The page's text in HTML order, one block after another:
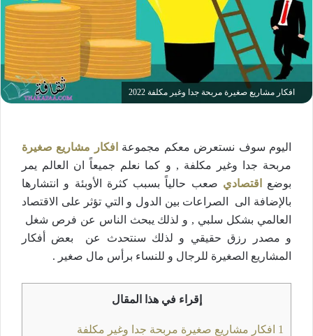
افكار مشاريع صغيرة مربحة جدا وغير مكلفة 2022
اليوم سوف نستعرض معكم مجموعة
افكار مشاريع صغيرة
مربحة جدا وغير مكلفة , و كما نعلم جميعاً ان العالم يمر
بوضع
اقتصادي صعب حالياً بسبب كثرة الأوبئة و انتشارها
بالإضافة الى الصراعات بين الدول و التي تؤثر على الاقتصاد
العالمي بشكل سلبي , و لذلك يبحث الناس عن فرص شغل
و مصدر رزق حقيقي و لذلك سنتحدث عن بعض أفكار
المشاريع الصغيرة للرجال و للنساء برأس مال صغير .
إقراء في هذا المقال
1 افكار مشاريع صغيرة مربحة جدا وغير مكلفة